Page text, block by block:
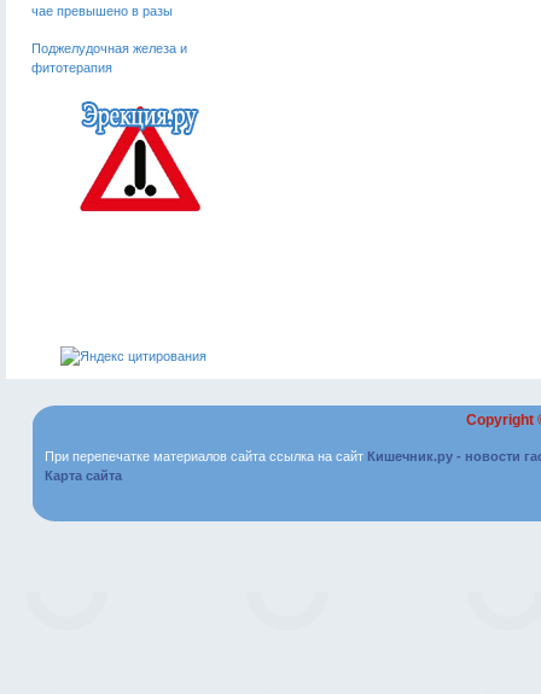
чае превышено в разы
Поджелудочная железа и
фитотерапия
Copyright
При перепечатке материалов сайта ссылка на сайт Кишечник.ру - новости
Карта сайта